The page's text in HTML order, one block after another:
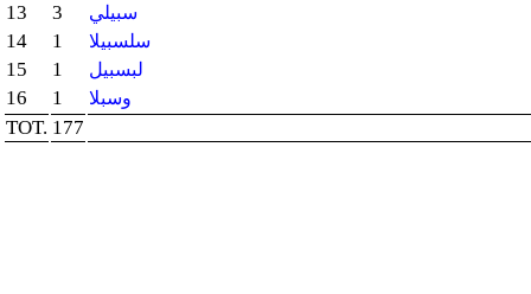
13 3 سبيلي
14 1 سلسبيلا
15 1 لبسبيل
16 1 وسبلا
TOT. 177